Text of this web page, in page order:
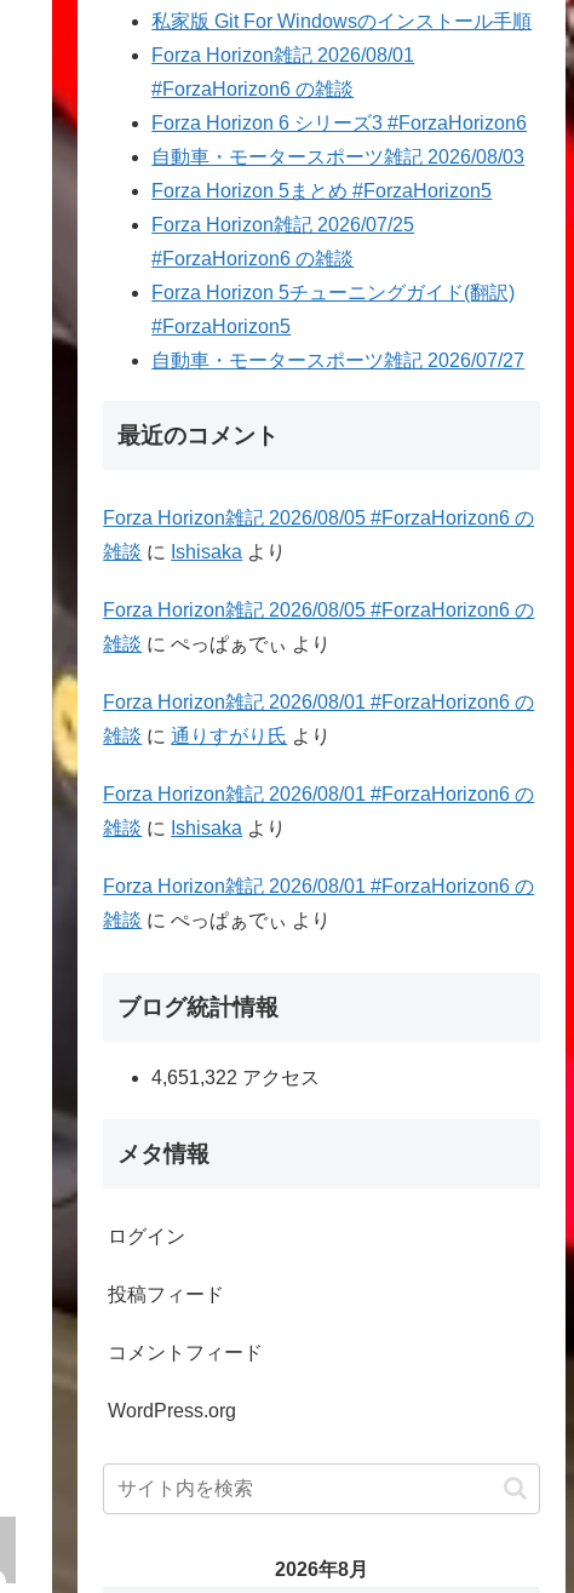
私家版 Git For Windowsのインストール手順
Forza Horizon雑記 2026/08/01
#ForzaHorizon6 の雑談
Forza Horizon 6 シリーズ3 #ForzaHorizon6
自動車・モータースポーツ雑記 2026/08/03
Forza Horizon 5まとめ #ForzaHorizon5
Forza Horizon雑記 2026/07/25
#ForzaHorizon6 の雑談
Forza Horizon 5チューニングガイド(翻訳)
#ForzaHorizon5
自動車・モータースポーツ雑記 2026/07/27
最近のコメント
Forza Horizon雑記 2026/08/05 #ForzaHorizon6 の
雑談 に Ishisaka より
Forza Horizon雑記 2026/08/05 #ForzaHorizon6 の
雑談 にぺっぱぁでぃ より
Forza Horizon雑記 2026/08/01 #ForzaHorizon6 の
雑談 に通りすがり氏 より
Forza Horizon雑記 2026/08/01 #ForzaHorizon6 の
雑談 に Ishisaka より
Forza Horizon雑記 2026/08/01 #ForzaHorizon6 の
雑談 にぺっぱぁでぃ より
ブログ統計情報
4,651,322 アクセス
メタ情報
ログイン
投稿フィード
コメントフィード
WordPress.org
2026年8月